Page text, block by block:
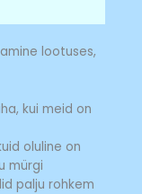
lootuses,
kui meid on
oluline on
mürgi
palju rohkem